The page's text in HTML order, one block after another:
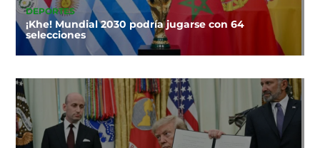
DEPORTES
¡Khe! Mundial 2030 podría jugarse con 64
selecciones